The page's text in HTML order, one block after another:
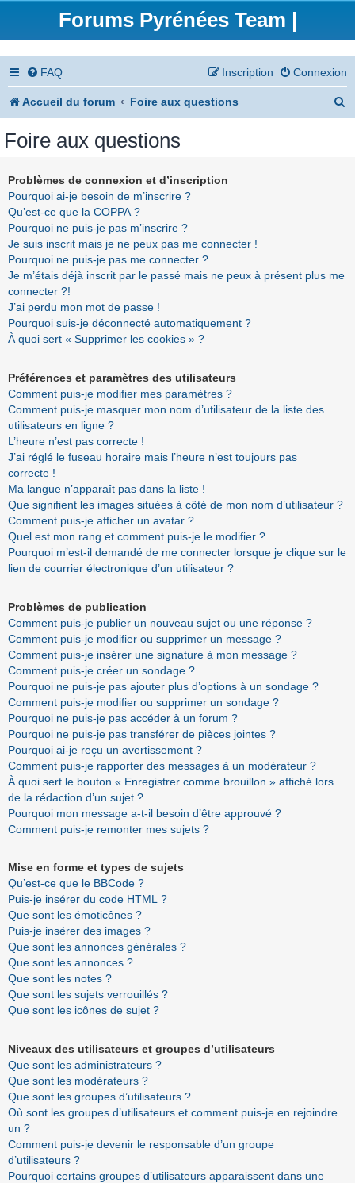
Forums Pyrénées Team |
FAQ Connexion
Inscription
Accueil du forum Foire aux questions
Foire aux questions
Problèmes de connexion et d’inscription
Pourquoi ai-je besoin de m’inscrire ?
Qu’est-ce que la COPPA ?
Pourquoi ne puis-je pas m’inscrire ?
Je suis inscrit mais je ne peux pas me connecter !
Pourquoi ne puis-je pas me connecter ?
Je m’étais déjà inscrit par le passé mais ne peux à présent plus me
connecter ?!
J’ai perdu mon mot de passe !
Pourquoi suis-je déconnecté automatiquement ?
À quoi sert « Supprimer les cookies » ?
Préférences et paramètres des utilisateurs
Comment puis-je modifier mes paramètres ?
Comment puis-je masquer mon nom d’utilisateur de la liste des
utilisateurs en ligne ?
L’heure n’est pas correcte !
J’ai réglé le fuseau horaire mais l’heure n’est toujours pas
correcte !
Ma langue n’apparaît pas dans la liste !
Que signifient les images situées à côté de mon nom d’utilisateur ?
Comment puis-je afficher un avatar ?
Quel est mon rang et comment puis-je le modifier ?
Pourquoi m’est-il demandé de me connecter lorsque je clique sur le
lien de courrier électronique d’un utilisateur ?
Problèmes de publication
Comment puis-je publier un nouveau sujet ou une réponse ?
Comment puis-je modifier ou supprimer un message ?
Comment puis-je insérer une signature à mon message ?
Comment puis-je créer un sondage ?
Pourquoi ne puis-je pas ajouter plus d’options à un sondage ?
Comment puis-je modifier ou supprimer un sondage ?
Pourquoi ne puis-je pas accéder à un forum ?
Pourquoi ne puis-je pas transférer de pièces jointes ?
Pourquoi ai-je reçu un avertissement ?
Comment puis-je rapporter des messages à un modérateur ?
À quoi sert le bouton « Enregistrer comme brouillon » affiché lors
de la rédaction d’un sujet ?
Pourquoi mon message a-t-il besoin d’être approuvé ?
Comment puis-je remonter mes sujets ?
Mise en forme et types de sujets
Qu’est-ce que le BBCode ?
Puis-je insérer du code HTML ?
Que sont les émoticônes ?
Puis-je insérer des images ?
Que sont les annonces générales ?
Que sont les annonces ?
Que sont les notes ?
Que sont les sujets verrouillés ?
Que sont les icônes de sujet ?
Niveaux des utilisateurs et groupes d’utilisateurs
Que sont les administrateurs ?
Que sont les modérateurs ?
Que sont les groupes d’utilisateurs ?
Où sont les groupes d’utilisateurs et comment puis-je en rejoindre
un ?
Comment puis-je devenir le responsable d’un groupe
d’utilisateurs ?
Pourquoi certains groupes d’utilisateurs apparaissent dans une